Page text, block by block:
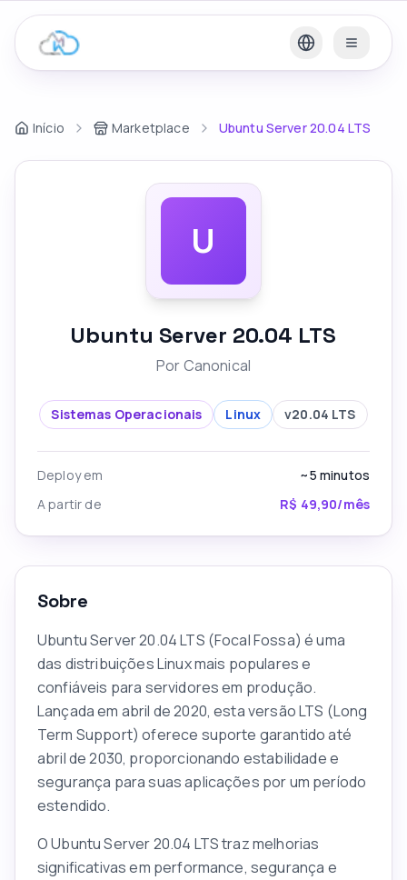
Início Marketplace Ubuntu Server 20.04 LTS
U
Ubuntu Server 20.04 LTS
PorCanonical
Sistemas Operacionais Linux v20.04 LTS
Deploy em ~5 minutos
A partir de
R$ 49,90/mês
Sobre
Ubuntu Server 20.04 LTS (Focal Fossa) é uma
das distribuições Linux mais populares e
confiáveis para servidores em produção.
Lançada em abril de 2020, esta versão LTS (Long
Term Support) oferece suporte garantido até
abril de 2030, proporcionando estabilidade e
segurança para suas aplicações por um período
estendido.
O Ubuntu Server 20.04 LTS traz melhorias
significativas em performance, segurança e